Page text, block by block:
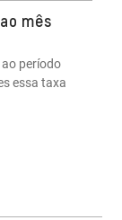
mês
período
essa taxa